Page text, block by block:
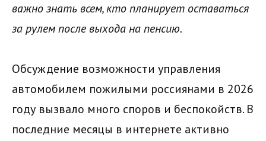
важно знать всем, кто планирует оставаться
за рулем после выхода на пенсию.
Обсуждение возможности управления
автомобилем пожилыми россиянами в 2026
году вызвало много споров и беспокойств. В
последние месяцы в интернете активно